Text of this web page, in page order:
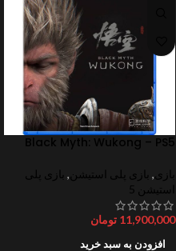
Black Myth: Wukong – PS5
بازی, بازی پلی استیشن , بازی پلی
استیشن 5
11,900,000 تومان
افزودن به سبد خرید